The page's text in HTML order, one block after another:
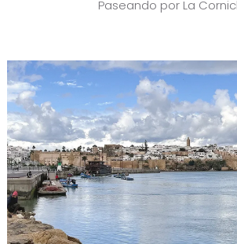
Paseando por La